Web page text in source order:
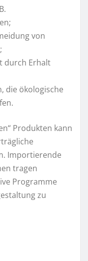
von
durch Erhalt
die ökologische
Produkten kann
Importierende
tragen
Programme
zu